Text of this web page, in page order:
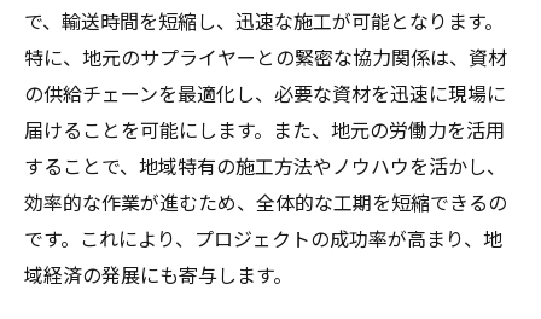
で、輸送時間を短縮し、迅速な施工が可能となります。
特に、地元のサプライヤーとの緊密な協力関係は、資材
の供給チェーンを最適化し、必要な資材を迅速に現場に
届けることを可能にします。また、地元の労働力を活用
することで、地域特有の施工方法やノウハウを活かし、
効率的な作業が進むため、全体的な工期を短縮できるの
です。これにより、プロジェクトの成功率が高まり、地
域経済の発展にも寄与します。